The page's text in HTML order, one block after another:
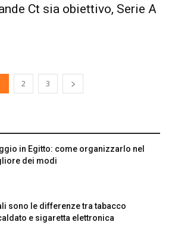
Ct sia obiettivo, Serie A
2 3
in Egitto: come organizzarlo nel
dei modi
sono le differenze tra tabacco
e sigaretta elettronica